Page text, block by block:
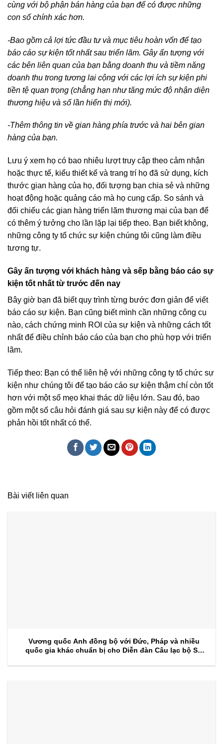
cùng với bộ phận bán hàng của bạn để có được những
con số chính xác hơn.
-Bao gồm cả lợi tức đầu tư và mục tiêu hoàn vốn để tạo
báo cáo sự kiện tốt nhất sau triển lãm. Gây ấn tượng với
các bên liên quan của bạn bằng doanh thu và tiềm năng
doanh thu trong tương lai cộng với các lợi ích sự kiện phi
tiền tệ quan trọng (chẳng hạn như tăng mức độ nhận diện
thương hiệu và số lần hiển thị mới).
-Thêm thông tin về gian hàng phía trước và hai bên gian
hàng của bạn.
Lưu ý xem họ có bao nhiêu lượt truy cập theo cảm nhận
hoặc thực tế, kiểu thiết kế và trang trí họ đã sử dụng, kích
thước gian hàng của họ, đối tượng bạn chia sẻ và những
hoạt động hoặc quảng cáo mà họ cung cấp. So sánh và
đối chiếu các gian hàng triển lãm thương mại của bạn để
có thêm ý tưởng cho lần lặp lại tiếp theo. Bạn biết không,
những công ty tổ chức sự kiện chúng tôi cũng làm điều
tương tự.
Gây ấn tượng với khách hàng và sếp bằng báo cáo sự
kiện tốt nhất từ trước đến nay
Bây giờ bạn đã biết quy trình từng bước đơn giản để viết
báo cáo sự kiện. Bạn cũng biết mình cần những công cụ
nào, cách chứng minh ROI của sự kiện và những cách tốt
nhất để điều chỉnh báo cáo của bạn cho phù hợp với triển
lãm.
Tiếp theo: Bạn có thể liên hệ với những công ty tổ chức sự
kiện như chúng tôi để tạo báo cáo sự kiện thậm chí còn tốt
hơn với một số mẹo khai thác dữ liệu lớn. Sau đó, bao
gồm một số câu hỏi đánh giá sau sự kiện này để có được
phản hồi tốt nhất có thể.
Bài viết liên quan
Vương quốc Anh đồng bộ với Đức, Pháp và nhiều
quốc gia khác chuẩn bị cho Diễn đàn Câu lạc bộ Sự